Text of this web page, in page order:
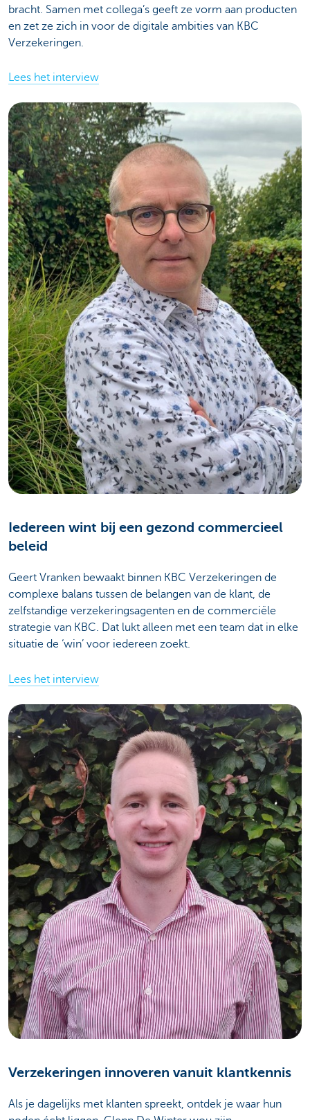
bracht. Samen met collega’s geeft ze vorm aan producten
en zet ze zich in voor de digitale ambities van KBC
Verzekeringen.
Lees het interview
Iedereen wint bij een gezond commercieel
beleid
Geert Vranken bewaakt binnen KBC Verzekeringen de
complexe balans tussen de belangen van de klant, de
zelfstandige verzekeringsagenten en de commerciële
strategie van KBC. Dat lukt alleen met een team dat in elke
situatie de ‘win’ voor iedereen zoekt.
Lees het interview
Verzekeringen innoveren vanuit klantkennis
Als je dagelijks met klanten spreekt, ontdek je waar hun